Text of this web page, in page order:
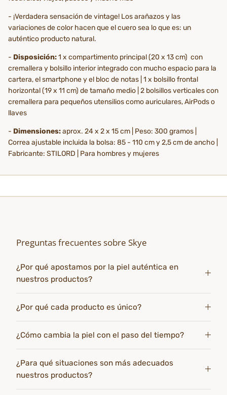
- ¡Verdadera sensación de vintage! Los arañazos y las
variaciones de color hacen que el cuero sea lo que es: un
auténtico producto natural.
- Disposición:1 x compartimento principal (20 x 13 cm) con
cremallera y bolsillo interior integrado con mucho espacio para la
cartera, el smartphone y el bloc de notas | 1 x bolsillo frontal
horizontal (19 x 11 cm) de tamaño medio | 2 bolsillos verticales con
cremallera para pequeños utensilios como auriculares, AirPods o
llaves
- Dimensiones:aprox. 24 x 2 x 15 cm | Peso: 300 gramos |
Correa ajustable incluida la bolsa: 85 - 110 cm y 2,5 cm de ancho |
Fabricante: STILORD | Para hombres y mujeres
Preguntas frecuentes sobre Skye
¿Por qué apostamos por la piel auténtica en
nuestros productos?
¿Por qué cada producto es único?
¿Cómo cambia la piel con el paso del tiempo?
¿Para qué situaciones son más adecuados
nuestros productos?